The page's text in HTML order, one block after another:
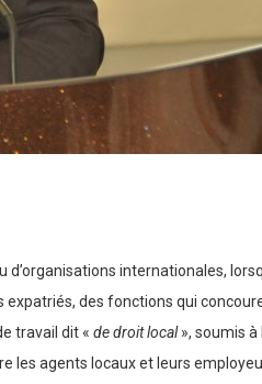
d’organisations internationales,
des fonctions qui
travail dit « de droit local», soumis à
agents locaux et leurs